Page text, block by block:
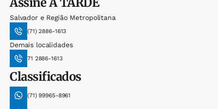
Salvador e Região Metropolitana
(71) 2886-1613
Demais localidades
71 2886-1613
Classificados
(71) 99965-8961